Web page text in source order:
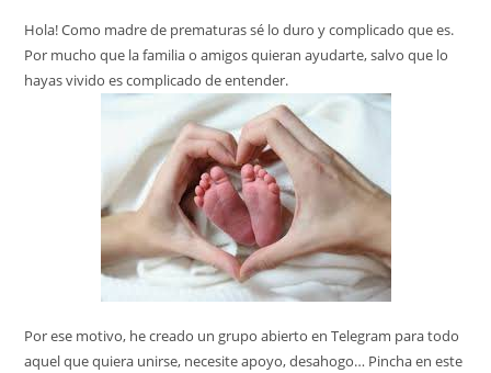
Hola! Como madre de prematuras sé lo duro y complicado que es.
Por mucho que la familia o amigos quieran ayudarte, salvo que lo
hayas vivido es complicado de entender.
Por ese motivo, he creado un grupo abierto en Telegram para todo
aquel que quiera unirse, necesite apoyo, desahogo… Pincha en este